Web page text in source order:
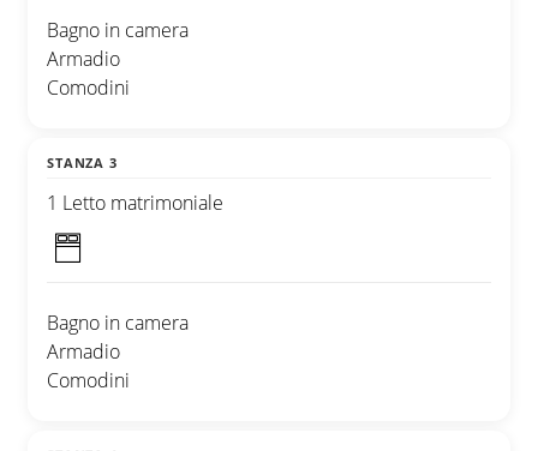
Bagno in camera
Armadio
Comodini
STANZA 3
1 Letto matrimoniale
Bagno in camera
Armadio
Comodini